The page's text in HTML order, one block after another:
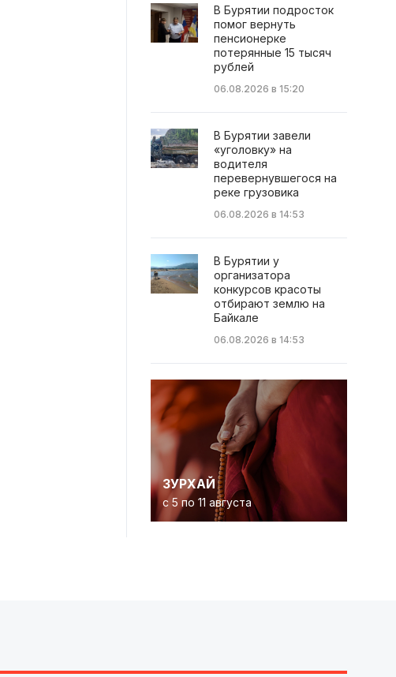
В Бурятии подросток
помог вернуть
пенсионерке
потерянные 15 тысяч
рублей
06.08.2026 в 15:20
В Бурятии завели
«уголовку» на
водителя
перевернувшегося на
реке грузовика
06.08.2026 в 14:53
В Бурятии у
организатора
конкурсов красоты
отбирают землю на
Байкале
06.08.2026 в 14:53
ЗУРХАЙ
с 5 по 11 августа